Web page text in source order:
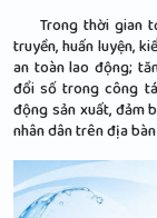
Trong thời gian
truyền, huấn luyện,
an toàn lao động;
đổi số trong công
động sản xuất, đảm
nhân dân trên địa